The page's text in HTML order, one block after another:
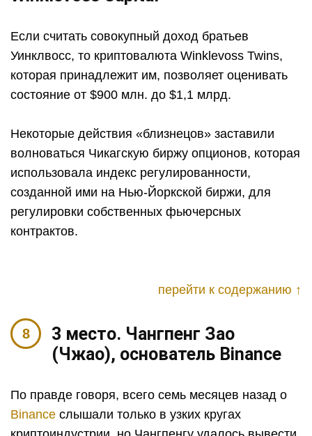
Если считать совокупный доход братьев
Уинклвосс, то криптовалюта Winklevoss Twins,
которая принадлежит им, позволяет оценивать
состояние от $900 млн. до $1,1 млрд.
Некоторые действия «близнецов» заставили
волноваться Чикагскую биржу опционов, которая
использовала индекс регулированности,
созданной ими на Нью-Йоркской биржи, для
регулировки собственных фьючерсных
контрактов.
перейти к содержанию ↑
3 место. Чангпенг Зао
(Чжао), основатель Binance
По правде говоря, всего семь месяцев назад о
Binance слышали только в узких кругах